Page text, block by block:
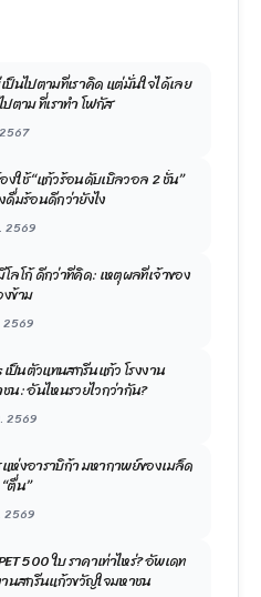
ป็นไปตามที่เราคิด แต่มั่นใจได้เลย
ตาม ที่เราทำ โฟกัส
งใช้ “แก้วร้อนดับเบิลวอล 2 ชั้น”
ดื่มร้อนดีกว่ายังไง
2569
ลโก้ ดีกว่าที่คิด: เหตุผลที่เจ้าของ
ข้าม
เป็นตัวแทนสกรีนแก้ว โรงงาน
น: อันไหนรวยไวกว่ากัน?
2569
ห่งอาราบิก้า มหากาพย์ของเมล็ด
ตื่น”
500 ใบ ราคาเท่าไหร่? อัพเดท
านสกรีนแก้วขวัญใจมหาชน